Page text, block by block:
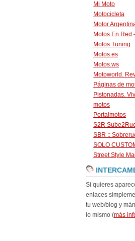
Mi Moto
Motocicleta
Motor
Motos En Red
Motos Tuning
Motos.es
Motos.ws
Motoworld.
Páginas de
Pistonadas.
motos
Portalmotos
S2R
SBR ::
SOLO
Street Style
Si quieres
enlaces
tu web/blog y
lo mismo (más